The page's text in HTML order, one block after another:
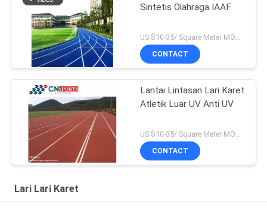
Sintetis Olahraga IAAF
US $10-35/ Square Meter MOQ:/
CONTACT
Lantai Lintasan Lari Karet
Atletik Luar UV Anti UV
CONTACT
Lari Lari Karet